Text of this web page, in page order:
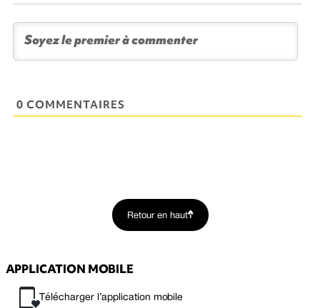
0 COMMENTAIRES
Retour en haut
APPLICATION MOBILE
Télécharger l’application mobile